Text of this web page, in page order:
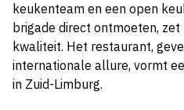
keukenteam en een open
brigade direct ontmoeten,
kwaliteit. Het restaurant,
internationale allure, vormt
in Zuid-Limburg.